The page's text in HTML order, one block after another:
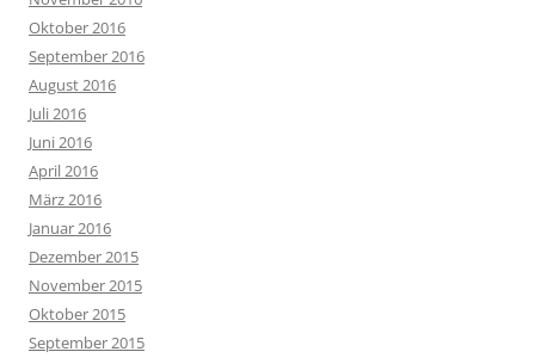
Oktober 2016
September 2016
August 2016
Juli 2016
Juni 2016
April 2016
März 2016
Januar 2016
Dezember 2015
November 2015
Oktober 2015
September 2015